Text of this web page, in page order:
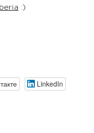
:)
LinkedIn